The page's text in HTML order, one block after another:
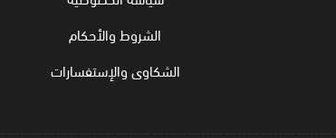
الشروط والأحكام
الشكاوى والإستفسارات